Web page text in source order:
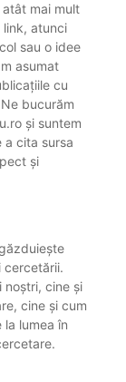
mai mult
atunci
sau o idee
asumat
cu
bucurăm
și suntem
a cita sursa
și
cercetării.
noștri, cine și
cine și cum
lumea în